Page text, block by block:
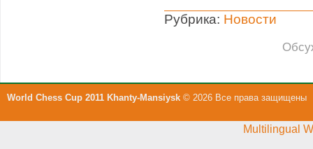
Рубрика: Новости
World Chess Cup 2011 Khanty-Mansiysk © 2026 Все права защищены
Multilingual